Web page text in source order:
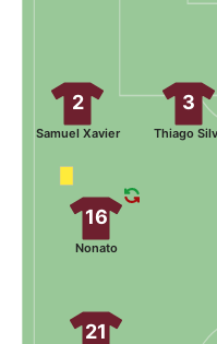
3
Thiago
2
Samuel Xavier
16
Nonato
21